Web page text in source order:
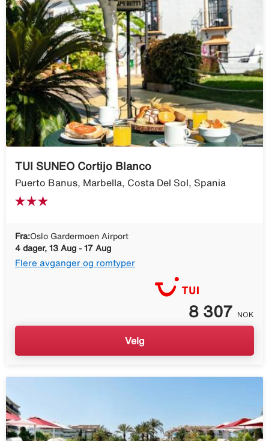
TUI SUNEO Cortijo Blanco
Puerto Banus, Marbella, Costa Del Sol, Spania
Fra:Oslo Gardermoen Airport
4 dager, 13 Aug - 17 Aug
Flere avganger og romtyper
8 307 NOK
Velg